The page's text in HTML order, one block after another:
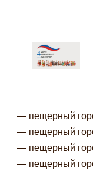
— пещерный
— пещерный
— пещерный
— пещерный